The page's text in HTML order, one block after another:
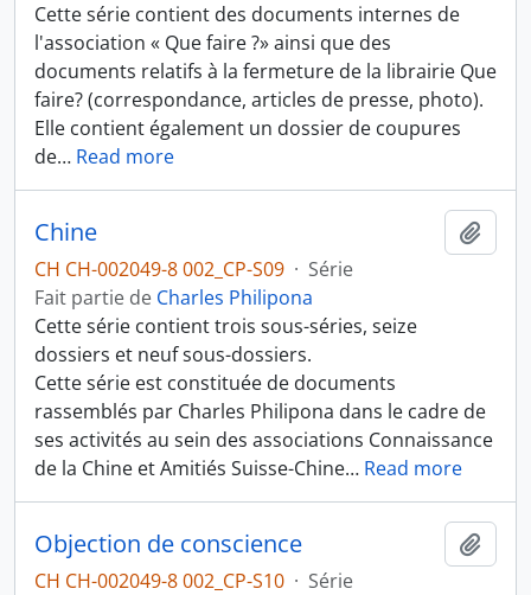
Cette série contient des documents internes de
l'association « Que faire ?» ainsi que des
documents relatifs à la fermeture de la librairie Que
faire? (correspondance, articles de presse, photo).
Elle contient également un dossier de coupures
de… Read more
Chine
CH CH-002049-8 002_CP-S09 · Série
Fait partie de Charles Philipona
Cette série contient trois sous-séries, seize
dossiers et neuf sous-dossiers.
Cette série est constituée de documents
rassemblés par Charles Philipona dans le cadre de
ses activités au sein des associations Connaissance
de la Chine et Amitiés Suisse-Chine… Read more
Objection de conscience
CH CH-002049-8 002_CP-S10 · Série